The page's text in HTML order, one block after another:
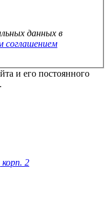
данных в
соглашением
и его постоянного
2